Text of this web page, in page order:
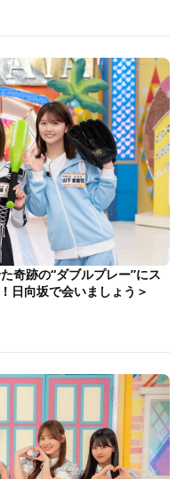
奇跡の“ダブルプレー”にス
日向坂で会いましょう＞